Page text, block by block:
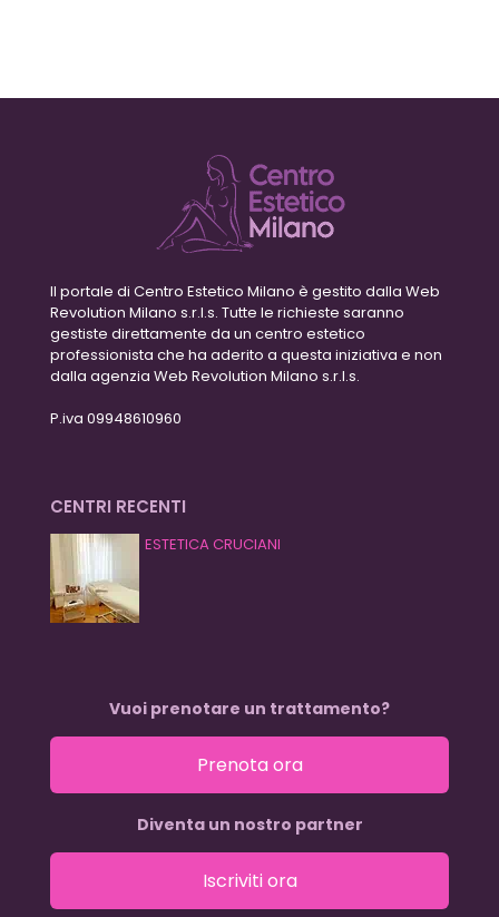
Il portale di Centro Estetico Milano è gestito dalla Web
Revolution Milano s.r.l.s. Tutte le richieste saranno
gestiste direttamente da un centro estetico
professionista che ha aderito a questa iniziativa e non
dalla agenzia Web Revolution Milano s.r.l.s.
P.iva 09948610960
CENTRI RECENTI
ESTETICA CRUCIANI
Vuoi prenotare un trattamento?
Prenota ora
Diventa un nostro partner
Iscriviti ora